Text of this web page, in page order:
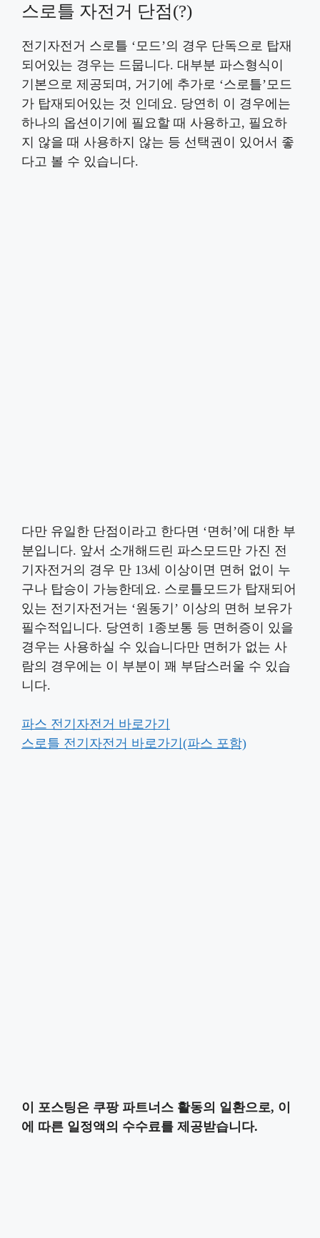
스로틀 자전거 단점(?)
전기자전거 스로틀 ‘모드’의 경우 단독으로 탑재
되어있는 경우는 드뭅니다. 대부분 파스형식이
기본으로 제공되며, 거기에 추가로 ‘스로틀’모드
가 탑재되어있는 것 인데요. 당연히 이 경우에는
하나의 옵션이기에 필요할 때 사용하고, 필요하
지 않을 때 사용하지 않는 등 선택권이 있어서 좋
다고 볼 수 있습니다.
다만 유일한 단점이라고 한다면 ‘면허’에 대한 부
분입니다. 앞서 소개해드린 파스모드만 가진 전
기자전거의 경우 만 13세 이상이면 면허 없이 누
구나 탑승이 가능한데요. 스로틀모드가 탑재되어
있는 전기자전거는 ‘원동기’ 이상의 면허 보유가
필수적입니다. 당연히 1종보통 등 면허증이 있을
경우는 사용하실 수 있습니다만 면허가 없는 사
람의 경우에는 이 부분이 꽤 부담스러울 수 있습
니다.
파스 전기자전거 바로가기
스로틀 전기자전거 바로가기(파스 포함)
이 포스팅은 쿠팡 파트너스 활동의 일환으로, 이
에 따른 일정액의 수수료를 제공받습니다.